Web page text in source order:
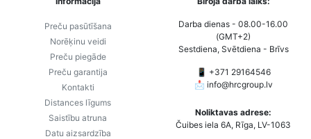
Preču pasūtīšana
Norēķinu veidi
Preču piegāde
Preču garantija
Kontakti
Distances līgums
Saistību atruna
Datu aizsardzība
Darba dienas - 08.00-16.00
(GMT+2)
Sestdiena, Svētdiena - Brīvs
📱 +371 29164546
📩 info@hrcgroup.lv
Noliktavas adrese:
Čuibes iela 6A, Rīga, LV-1063